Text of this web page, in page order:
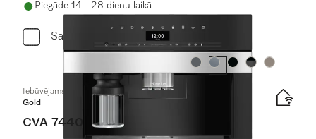
Piegāde 14 - 28 dienu laikā
Salīdzini
Krāsa:Krāsa:Krāsa:Krāsa:Krāsa:
Iebūvējams kafijas automāts
Gold
CVA 7440